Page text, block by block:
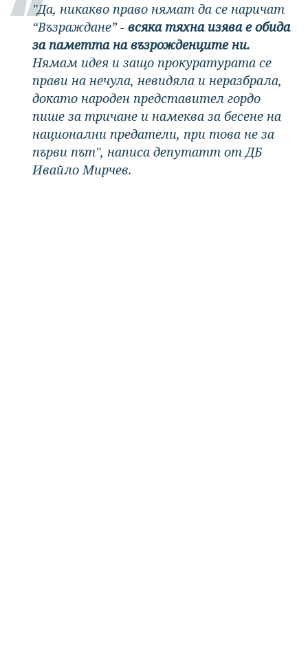
"Да, никакво право нямат да се наричат
“Възраждане” - всяка тяхна изява е обида
за паметта на възрожденците ни.
Нямам идея и защо прокуратурата се
прави на нечула, невидяла и неразбрала,
докато народен представител гордо
пише за тричане и намеква за бесене на
национални предатели, при това не за
първи път", написа депутатт от ДБ
Ивайло Мирчев.